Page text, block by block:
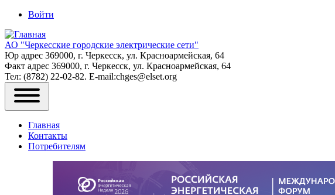
Меню
учётной
записи
пользователя
Войти
АО "Черкесские городские электрические сети"
Юр адрес 369000, г. Черкесск, ул. Красноармейская, 64
Факт адрес 369000, г. Черкесск, ул. Красноармейская, 64
Тел: (8782) 22-02-82. E-mail:chges@elset.org
Основная
Toggle
main
menu
Главная
Контакты
Потребителям